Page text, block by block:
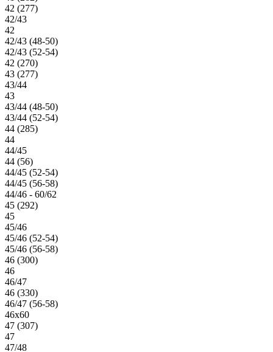
42 (277)
42/43
42
42/43 (48-50)
42/43 (52-54)
42 (270)
43 (277)
43/44
43
43/44 (48-50)
43/44 (52-54)
44 (285)
44
44/45
44 (56)
44/45 (52-54)
44/45 (56-58)
44/46 - 60/62
45 (292)
45
45/46
45/46 (52-54)
45/46 (56-58)
46 (300)
46
46/47
46 (330)
46/47 (56-58)
46х60
47 (307)
47
47/48